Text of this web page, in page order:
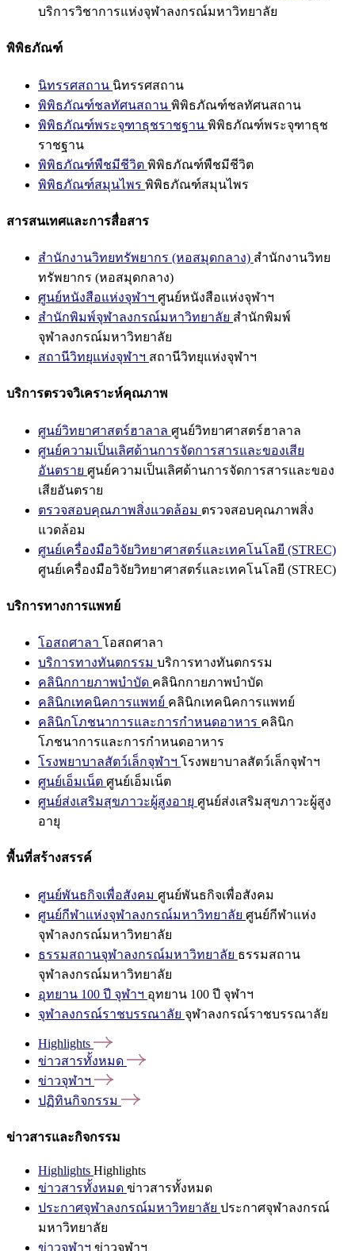
บริการวิชาการแห่งจุฬาลงกรณ์มหาวิทยาลัย
พิพิธภัณฑ์
นิทรรศสถาน นิทรรศสถาน
พิพิธภัณฑ์ชลทัศนสถาน พิพิธภัณฑ์ชลทัศนสถาน
พิพิธภัณฑ์พระจุฑาธุชราชฐาน พิพิธภัณฑ์พระจุฑาธุช
ราชฐาน
พิพิธภัณฑ์พืชมีชีวิต พิพิธภัณฑ์พืชมีชีวิต
พิพิธภัณฑ์สมุนไพร พิพิธภัณฑ์สมุนไพร
สารสนเทศและการสื่อสาร
สำนักงานวิทยทรัพยากร (หอสมุดกลาง) สำนักงานวิทย
ทรัพยากร (หอสมุดกลาง)
ศูนย์หนังสือแห่งจุฬาฯ ศูนย์หนังสือแห่งจุฬาฯ
สำนักพิมพ์จุฬาลงกรณ์มหาวิทยาลัย สำนักพิมพ์
จุฬาลงกรณ์มหาวิทยาลัย
สถานีวิทยุแห่งจุฬาฯ สถานีวิทยุแห่งจุฬาฯ
บริการตรวจวิเคราะห์คุณภาพ
ศูนย์วิทยาศาสตร์ฮาลาล ศูนย์วิทยาศาสตร์ฮาลาล
ศูนย์ความเป็นเลิศด้านการจัดการสารและของเสีย
อันตราย ศูนย์ความเป็นเลิศด้านการจัดการสารและของ
เสียอันตราย
ตรวจสอบคุณภาพสิ่งแวดล้อม ตรวจสอบคุณภาพสิ่ง
แวดล้อม
ศูนย์เครื่องมือวิจัยวิทยาศาสตร์และเทคโนโลยี (STREC)
ศูนย์เครื่องมือวิจัยวิทยาศาสตร์และเทคโนโลยี (STREC)
บริการทางการแพทย์
โอสถศาลา โอสถศาลา
บริการทางทันตกรรม บริการทางทันตกรรม
คลินิกกายภาพบำบัด คลินิกกายภาพบำบัด
คลินิกเทคนิคการแพทย์ คลินิกเทคนิคการแพทย์
คลินิกโภชนาการและการกำหนดอาหาร คลินิก
โภชนาการและการกำหนดอาหาร
โรงพยาบาลสัตว์เล็กจุฬาฯ โรงพยาบาลสัตว์เล็กจุฬาฯ
ศูนย์เอ็มเน็ต ศูนย์เอ็มเน็ต
ศูนย์ส่งเสริมสุขภาวะผู้สูงอายุ ศูนย์ส่งเสริมสุขภาวะผู้สูง
อายุ
พื้นที่สร้างสรรค์
ศูนย์พันธกิจเพื่อสังคม ศูนย์พันธกิจเพื่อสังคม
ศูนย์กีฬาแห่งจุฬาลงกรณ์มหาวิทยาลัย ศูนย์กีฬาแห่ง
จุฬาลงกรณ์มหาวิทยาลัย
ธรรมสถานจุฬาลงกรณ์มหาวิทยาลัย ธรรมสถาน
จุฬาลงกรณ์มหาวิทยาลัย
อุทยาน 100 ปี จุฬาฯ อุทยาน 100 ปี จุฬาฯ
จุฬาลงกรณ์ราชบรรณาลัย จุฬาลงกรณ์ราชบรรณาลัย
Highlights
ข่าวสารทั้งหมด
ข่าวจุฬาฯ
ปฏิทินกิจกรรม
ข่าวสารและกิจกรรม
Highlights Highlights
ข่าวสารทั้งหมด ข่าวสารทั้งหมด
ประกาศจุฬาลงกรณ์มหาวิทยาลัย ประกาศจุฬาลงกรณ์
มหาวิทยาลัย
ข่าวจุฬาฯ ข่าวจุฬาฯ